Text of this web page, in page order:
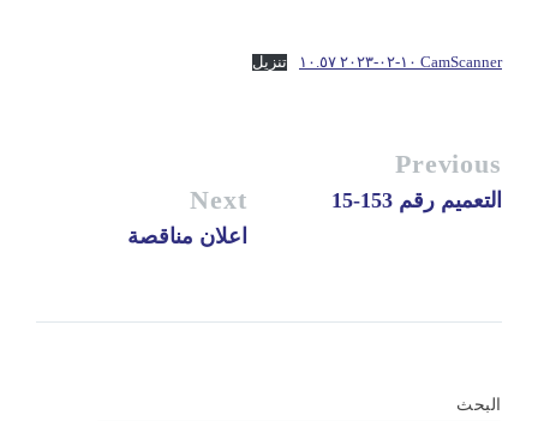
CamScanner ١٠-٠٢-٢٠٢٣ ١٠.٥٧ تنزيل
Previous
التعميم رقم 153-15 Next
اعلان مناقصة
البحث